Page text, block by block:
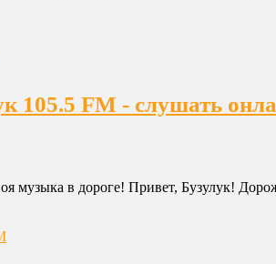
105.5 FM - слушать
музыка в дороге! Привет, Бузулук!